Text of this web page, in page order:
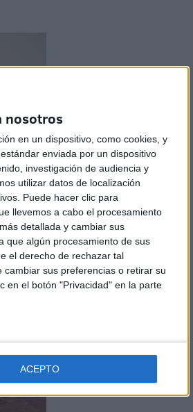
nosotros
en un dispositivo, como cookies, y
enviada por un dispositivo
investigación de audiencia y
utilizar datos de localización
Puede hacer clic para
llevemos a cabo el procesamiento
detallada y cambiar sus
que algún procesamiento de sus
el derecho de rechazar tal
sus preferencias o retirar su
en el botón "Privacidad" en la parte
ACEPTO